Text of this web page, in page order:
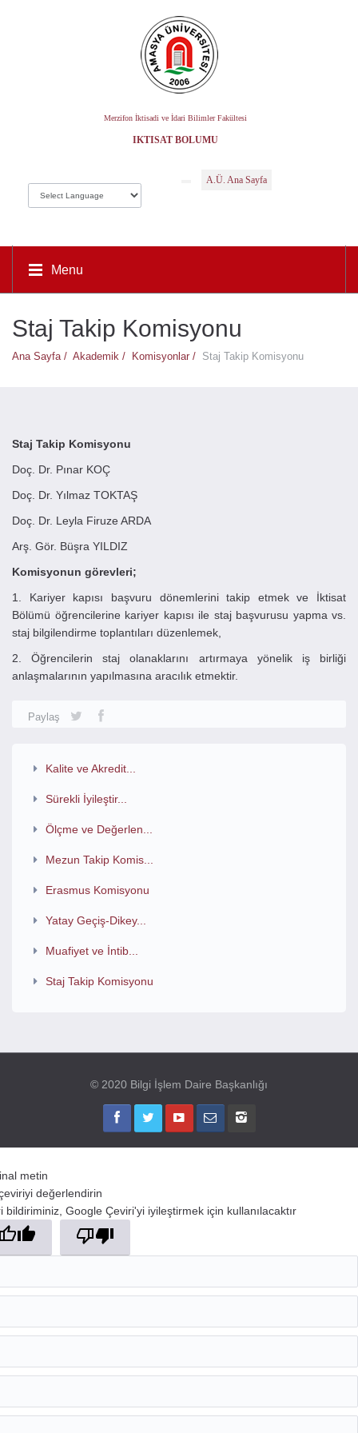
Merzifon İktisadi ve İdari Bilimler Fakültesi
İKTISAT BÖLÜMÜ
A.Ü. Ana Sayfa
Menu
Staj Takip Komisyonu
Ana Sayfa / Akademik / Komisyonlar / Staj Takip Komisyonu
Staj Takip Komisyonu
Doç. Dr. Pınar KOÇ
Doç. Dr. Yılmaz TOKTAŞ
Doç. Dr. Leyla Firuze ARDA
Arş. Gör. Büşra YILDIZ
Komisyonun görevleri;
1. Kariyer kapısı başvuru dönemlerini takip etmek ve İktisat
Bölümü öğrencilerine kariyer kapısı ile staj başvurusu yapma vs.
staj bilgilendirme toplantıları düzenlemek,
2. Öğrencilerin staj olanaklarını artırmaya yönelik iş birliği
anlaşmalarının yapılmasına aracılık etmektir.
Paylaş
Kalite ve Akredit...
Sürekli İyileştir...
Ölçme ve Değerlen...
Mezun Takip Komis...
Erasmus Komisyonu
Yatay Geçiş-Dikey...
Muafiyet ve İntib...
Staj Takip Komisyonu
© 2020 Bilgi İşlem Daire Başkanlığı
metin
değerlendirin
bildiriminiz, Google Çeviri'yi iyileştirmek için kullanılacaktır